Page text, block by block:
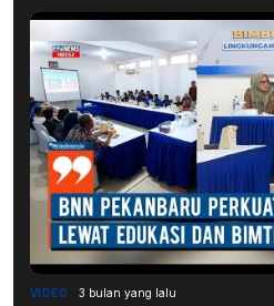
VIDEO 3 bulan yang lalu